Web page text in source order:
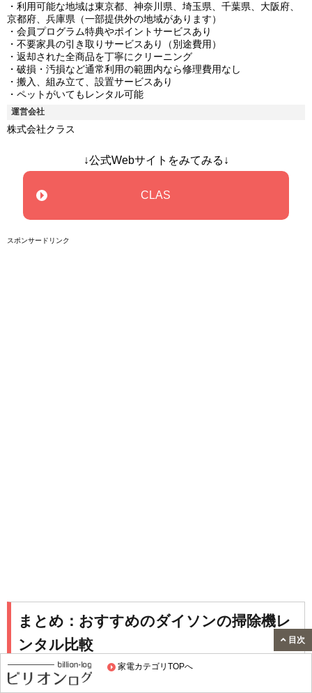
家電カテゴリTOPへ
・利用可能な地域は東京都、神奈川県、埼玉県、千葉県、大阪府、
京都府、兵庫県（一部提供外の地域があります）
・会員プログラム特典やポイントサービスあり
・不要家具の引き取りサービスあり（別途費用）
・返却された全商品を丁寧にクリーニング
・破損・汚損など通常利用の範囲内なら修理費用なし
・搬入、組み立て、設置サービスあり
・ペットがいてもレンタル可能
運営会社
株式会社クラス
↓公式Webサイトをみてみる↓
CLAS
スポンサードリンク
まとめ：おすすめのダイソンの掃除機レ
ンタル比較
ダイソンの掃除機レンタルは、料金やサービスによって特
目次